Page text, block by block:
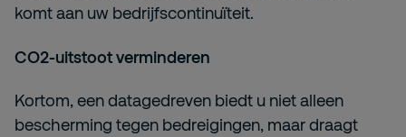
komt aan uw bedrijfscontinuïteit.
CO2-uitstoot verminderen
Kortom, een datagedreven biedt u niet alleen
bescherming tegen bedreigingen, maar draagt